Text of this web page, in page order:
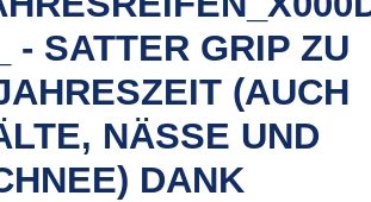
- SATTER GRIP ZU
(AUCH
NÄSSE UND
DANK